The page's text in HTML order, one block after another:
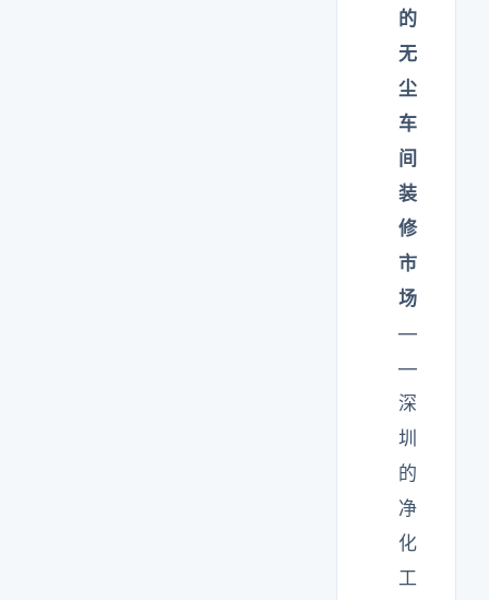
的
无
尘
车
间
装
修
市
场
—
—
深
圳
的
净
化
工